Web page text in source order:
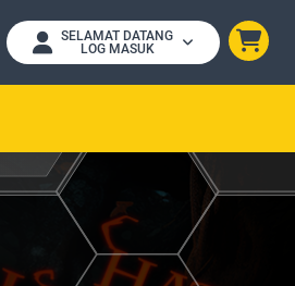
SELAMAT DATANG
LOG MASUK